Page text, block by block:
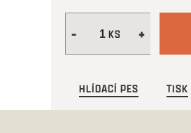
HLÍDACÍ PES TISK